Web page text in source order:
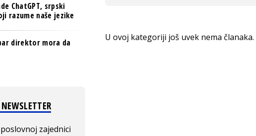
U ovoj kategoriji još uvek nema članaka.
ChatGPT, srpski
razume naše jezike
direktor mora da
zajednici